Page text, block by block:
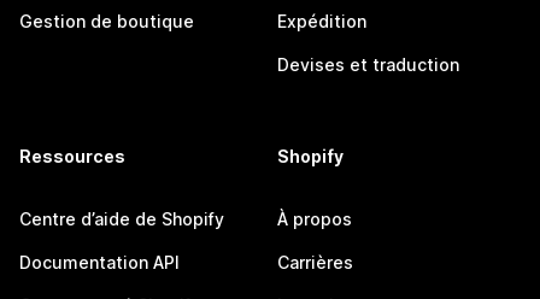
Gestion de boutique Expédition
Devises et traduction
Ressources
Centre d’aide de Shopify
Documentation API
Shopify
À propos
Carrières